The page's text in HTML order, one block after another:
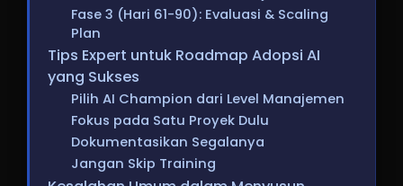
Fase 3 (Hari 61-90): Evaluasi & Scaling
Plan
Tips Expert untuk Roadmap Adopsi AI
yang Sukses
Pilih AI Champion dari Level Manajemen
Fokus pada Satu Proyek Dulu
Dokumentasikan Segalanya
Jangan Skip Training